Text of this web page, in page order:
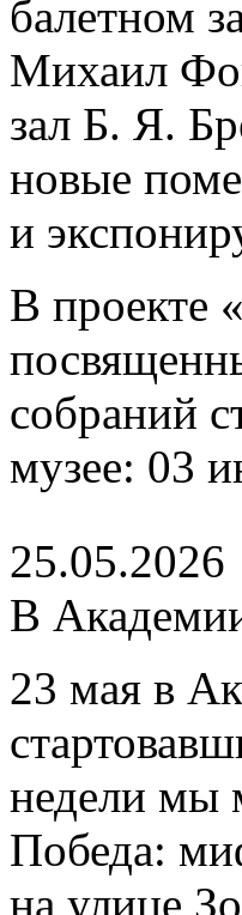
балетном
Михаил
зал Б. Я.
новые
и
В проекте
собраний
музее: 03
25.05.2026
В
23 мая в
недели мы
Победа:
на улице